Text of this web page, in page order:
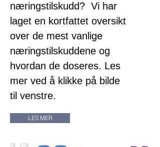
næringstilskudd? Vi har
laget en kortfattet oversikt
over de mest vanlige
næringstilskuddene og
hvordan de doseres. Les
mer ved å klikke på bilde
til venstre.
LES MER